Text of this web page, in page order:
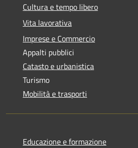
Cultura e tempo libero
Vita lavorativa
Imprese e Commercio
Appalti pubblici
Catasto e urbanistica
Turismo
Mobilità e trasporti
Educazione e formazione